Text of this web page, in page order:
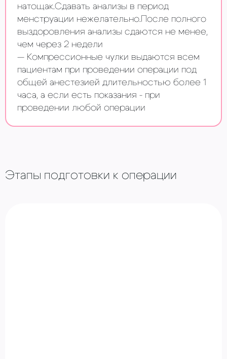
натощак.Сдавать анализы в период
менструации нежелательно.После полного
выздоровления анализы сдаются не менее,
чем через 2 недели
Компрессионные чулки выдаются всем
пациентам при проведении операции под
общей анестезией длительностью более 1
часа, а если есть показания - при
проведении любой операции
Этапы подготовки к операции